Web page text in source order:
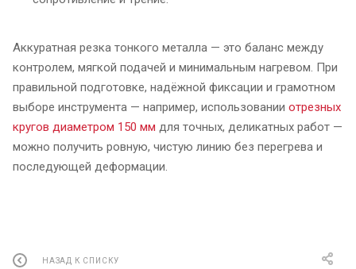
Аккуратная резка тонкого металла — это баланс между
контролем, мягкой подачей и минимальным нагревом. При
правильной подготовке, надёжной фиксации и грамотном
выборе инструмента — например, использовании отрезных
кругов диаметром 150 мм для точных, деликатных работ —
можно получить ровную, чистую линию без перегрева и
последующей деформации.
НАЗАД К СПИСКУ